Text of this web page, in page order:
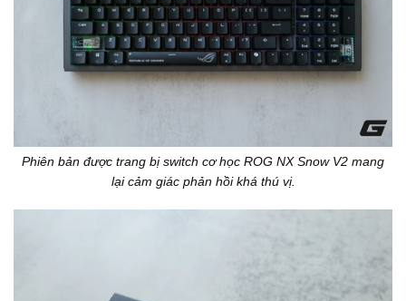
Phiên bản được trang bị switch cơ học ROG NX Snow V2 mang
lại cảm giác phản hồi khá thú vị.